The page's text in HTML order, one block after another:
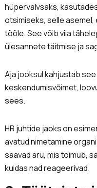
hüpervalvsaks,
otsimiseks, selle
tööle. See võib viia
ülesannete täitmise ja
Aja jooksul kahjustab
keskendumisvõimet,
sees.
HR juhtide jaoks on
avatud nimetamine
saavad aru, mis toimub,
kuidas nad reageerivad.